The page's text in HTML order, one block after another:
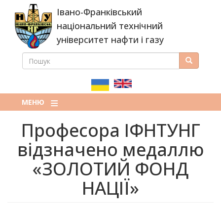
основного
вмісту
Івано-Франківський
національний технічний
університет нафти і газу
ПОШУКОВА
ПОШУК Пошук
МЕНЮ
Професора ІФНТУНГ
відзначено медаллю
«ЗОЛОТИЙ ФОНД
НАЦІЇ»